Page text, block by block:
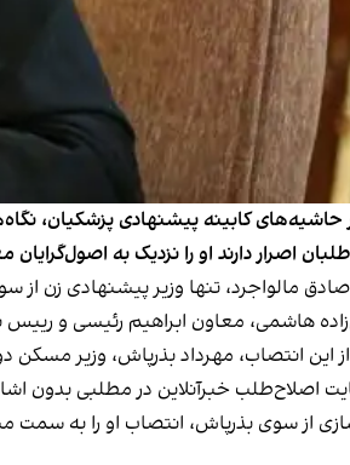
اصرار دارند او را نزدیک به
مالواجرد، تنها وزیر پیشنهادی زن
هاشمی، معاون ابراهیم رئیسی و
این انتصاب، مهرداد بذرپاش، وزیر مسکن
اصلاح‌طلب خبرآنلاین در مطلبی بدون
از سوی بذرپاش، انتصاب او را به سمت